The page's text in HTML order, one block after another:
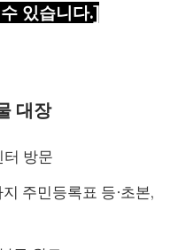
있습니다.]
대장
방문
주민등록표 등∙초본,